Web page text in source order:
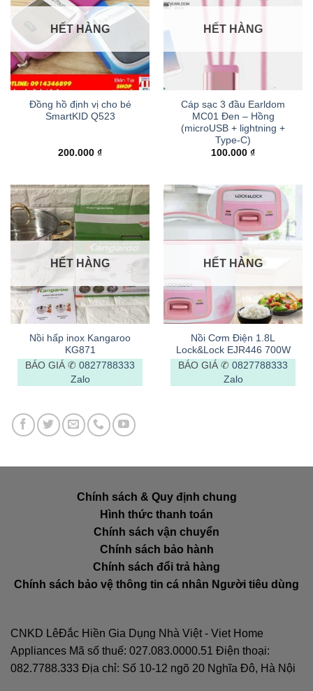
HẾT HÀNG
Đồng hồ định vị cho bé
SmartKID Q523
200.000 ₫
HẾT HÀNG
Cáp sạc 3 đầu Earldom
MC01 Đen – Hồng
(microUSB + lightning +
Type-C)
100.000 ₫
HẾT HÀNG
Nồi hấp inox Kangaroo
KG871
BÁO GIÁ ✆ 0827788333
Zalo
HẾT HÀNG
Nồi Cơm Điện 1.8L
Lock&Lock EJR446 700W
BÁO GIÁ ✆ 0827788333
Zalo
Chính sách & Quy định chung
Hình thức thanh toán
Chính sách vận chuyển
Chính sách bảo hành
Chính sách đổi trả hàng
Chính sách bảo vệ thông tin cá nhân Người tiêu dùng
CNKD LêĐắc Hiền Gia Dụng Nhà Việt - Viet Home
Appliances Mã số thuế: 027.083.0000.51 Điện thoại:
082.7788.333 Địa chỉ: Số 10-12 ngõ 20 Nghĩa Đô, Hà Nội